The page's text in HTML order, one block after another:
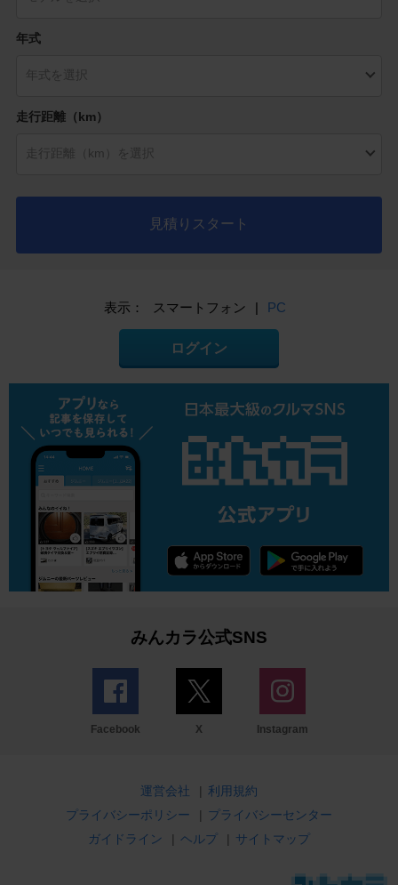
年式
走行距離（km）
見積りスタート
表示： スマートフォン | PC
ログイン
みんカラ公式SNS
Facebook X Instagram
運営会社 | 利用規約
プライバシーポリシー
| プライバシーセンター
ガイドライン
| ヘルプ | サイトマップ